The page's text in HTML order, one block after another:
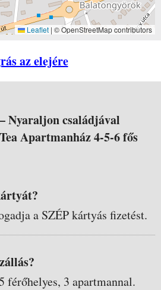
Leaflet | © OpenStreetMap contributors
az elejére
Nyaraljon családjával
Apartmanház 4-5-6 fős
a SZÉP kártyás fizetést.
férőhelyes, 3 apartmannal.